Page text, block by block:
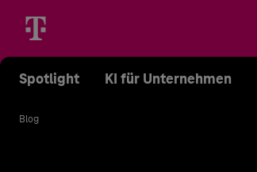
Spotlight KI für Unternehmen
Blog